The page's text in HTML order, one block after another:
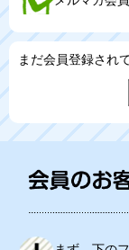
まだ会員登録され